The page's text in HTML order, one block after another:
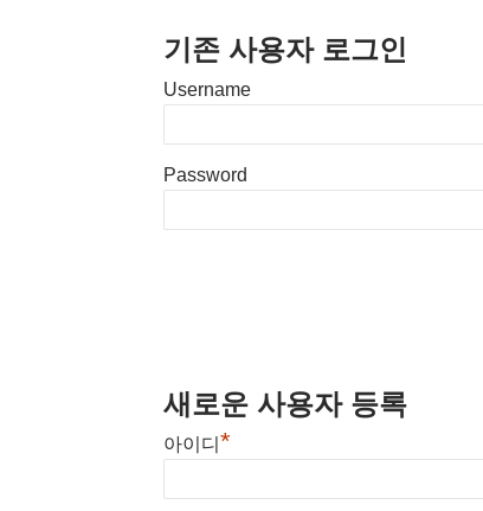
기존 사용자 로그인
Username
Password
새로운 사용자 등록
아이디 *